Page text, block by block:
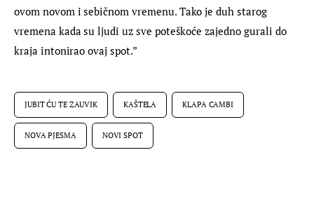
ovom novom i sebičnom vremenu. Tako je duh starog
vremena kada su ljudi uz sve poteškoće zajedno gurali do
kraja intonirao ovaj spot.”
JUBIT ĆU TE ZAUVIK KAŠTELA KLAPA CAMBI
NOVA PJESMA NOVI SPOT